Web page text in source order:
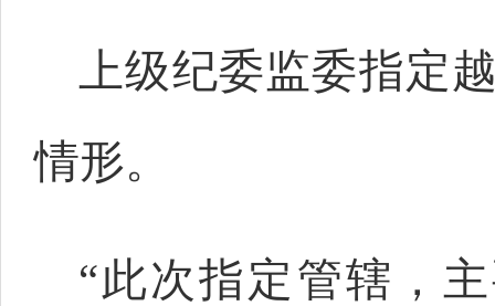
上级纪委监委指定
情形。
“此次指定管辖，